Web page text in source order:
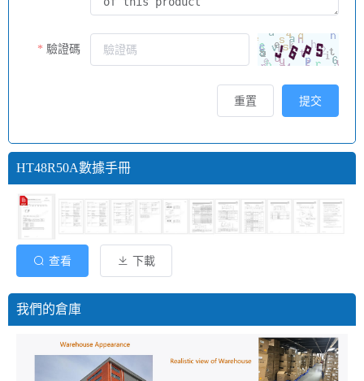
驗證碼
提交
重置
HT48R50A數據手冊
查看 下載
我們的倉庫